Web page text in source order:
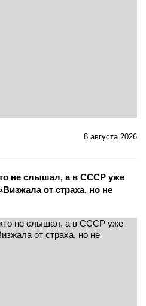
8 августа 2026
не слышал, а в СССР уже
от страха, но не